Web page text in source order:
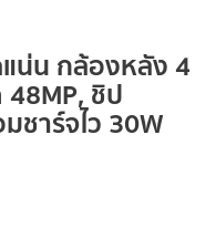
แน่น กล้องหลัง 4
48MP, ชิป
ชาร์จไว 30W